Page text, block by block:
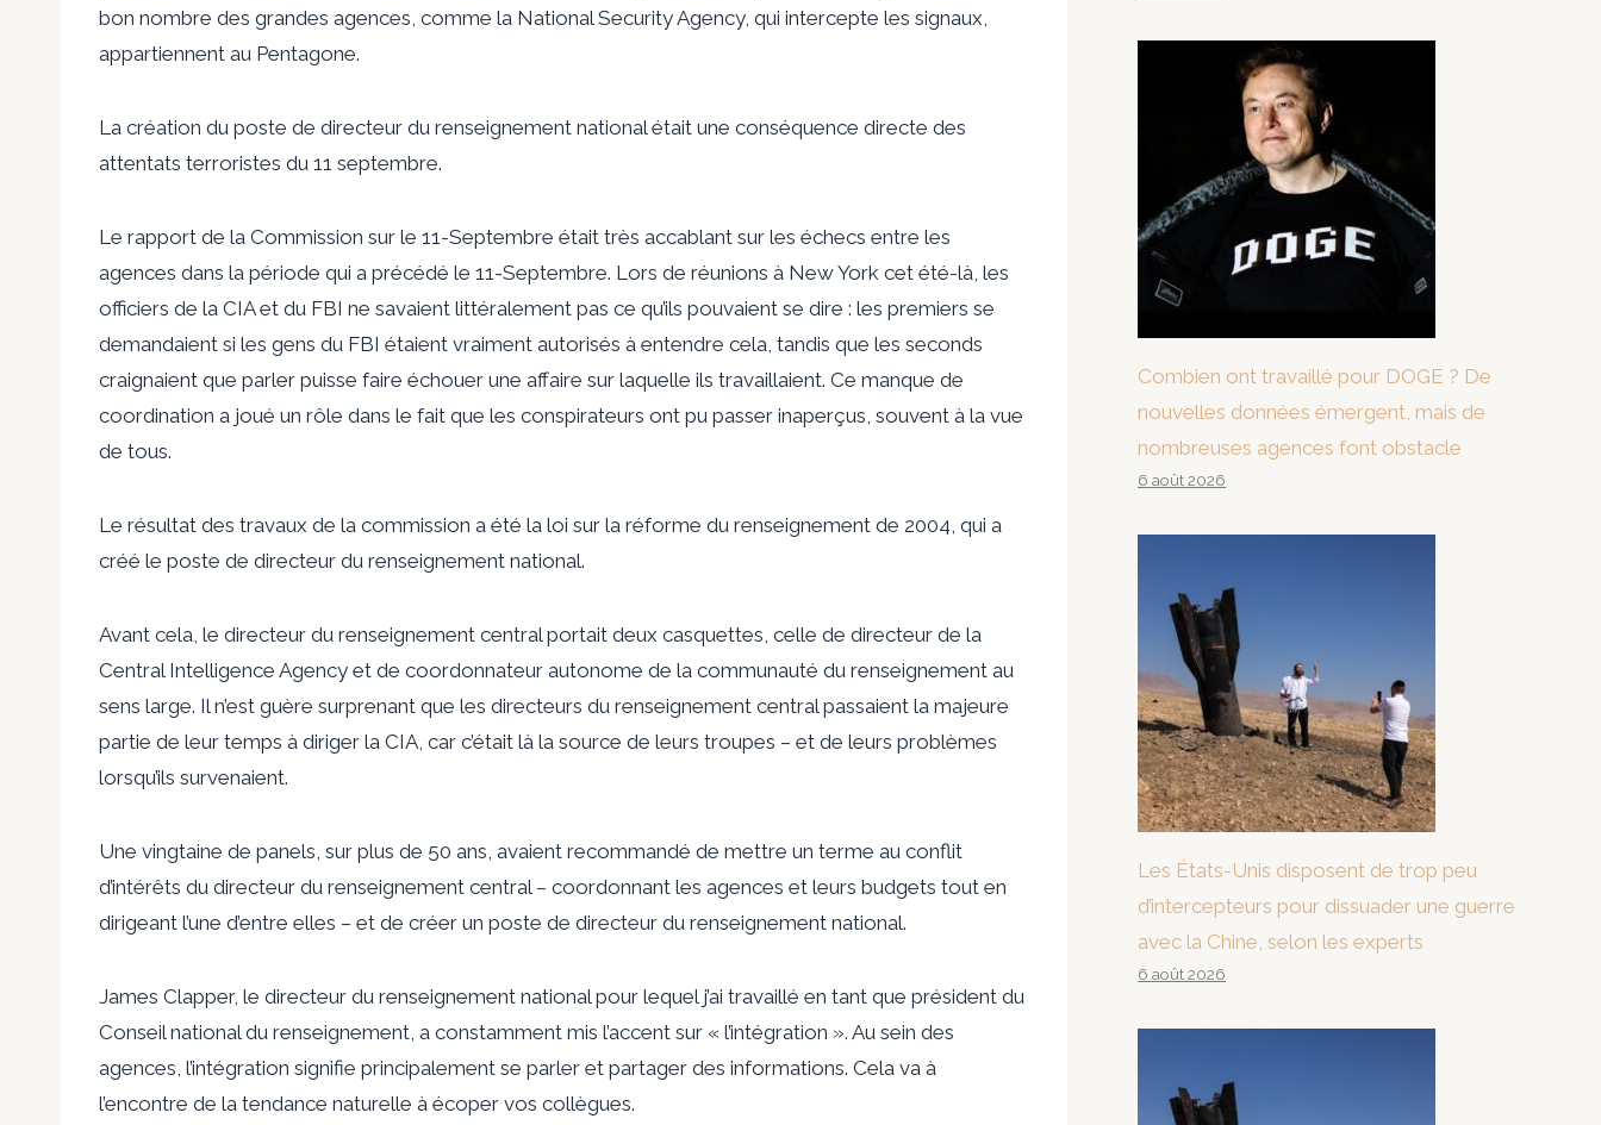
bon nombre des grandes agences, comme la National Security Agency, qui intercepte les signaux,
appartiennent au Pentagone.
La création du poste de directeur du renseignement national était une conséquence directe des
attentats terroristes du 11 septembre.
Le rapport de la Commission sur le 11-Septembre était très accablant sur les échecs entre les
agences dans la période qui a précédé le 11-Septembre. Lors de réunions à New York cet été-là, les
officiers de la CIA et du FBI ne savaient littéralement pas ce qu’ils pouvaient se dire : les premiers se
demandaient si les gens du FBI étaient vraiment autorisés à entendre cela, tandis que les seconds
craignaient que parler puisse faire échouer une affaire sur laquelle ils travaillaient. Ce manque de
coordination a joué un rôle dans le fait que les conspirateurs ont pu passer inaperçus, souvent à la vue
de tous.
Le résultat des travaux de la commission a été la loi sur la réforme du renseignement de 2004, qui a
créé le poste de directeur du renseignement national.
Avant cela, le directeur du renseignement central portait deux casquettes, celle de directeur de la
Central Intelligence Agency et de coordonnateur autonome de la communauté du renseignement au
sens large. Il n’est guère surprenant que les directeurs du renseignement central passaient la majeure
partie de leur temps à diriger la CIA, car c’était là la source de leurs troupes – et de leurs problèmes
lorsqu’ils survenaient.
Une vingtaine de panels, sur plus de 50 ans, avaient recommandé de mettre un terme au conflit
d’intérêts du directeur du renseignement central – coordonnant les agences et leurs budgets tout en
dirigeant l’une d’entre elles – et de créer un poste de directeur du renseignement national.
James Clapper, le directeur du renseignement national pour lequel j’ai travaillé en tant que président du
Conseil national du renseignement, a constamment mis l’accent sur « l’intégration ». Au sein des
agences, l’intégration signifie principalement se parler et partager des informations. Cela va à
l’encontre de la tendance naturelle à écoper vos collègues.
Combien ont travaillé pour DOGE ? De
nouvelles données émergent, mais de
nombreuses agences font obstacle
6 août 2026
Les États-Unis disposent de trop peu
d’intercepteurs pour dissuader une guerre
avec la Chine, selon les experts
6 août 2026